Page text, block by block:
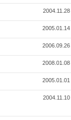
2004.11.28
2005.01.14
2006.09.26
2008.01.08
2005.01.01
2004.11.10